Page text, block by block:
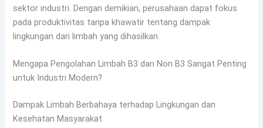
sektor industri. Dengan demikian, perusahaan dapat fokus
pada produktivitas tanpa khawatir tentang dampak
lingkungan dari limbah yang dihasilkan.
Mengapa Pengolahan Limbah B3 dan Non B3 Sangat Penting
untuk Industri Modern?
Dampak Limbah Berbahaya terhadap Lingkungan dan
Kesehatan Masyarakat